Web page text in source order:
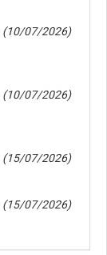
(10/07/2026)
(10/07/2026)
(15/07/2026)
(15/07/2026)